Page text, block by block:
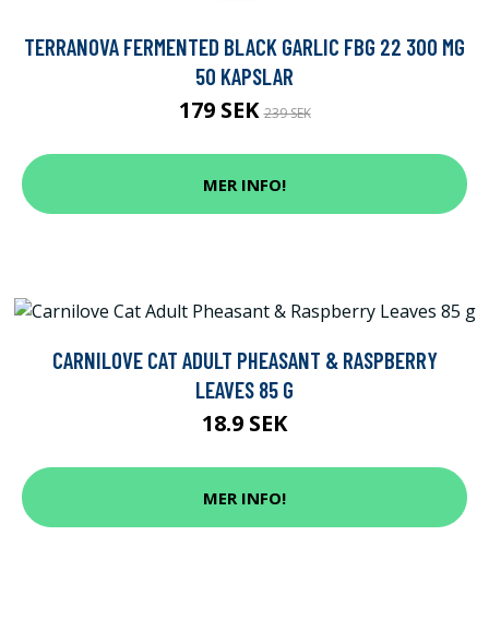
TERRANOVA FERMENTED BLACK GARLIC FBG 22 300 MG
50 KAPSLAR
179 SEK239 SEK
MER INFO!
CARNILOVE CAT ADULT PHEASANT & RASPBERRY
LEAVES 85 G
18.9 SEK
MER INFO!